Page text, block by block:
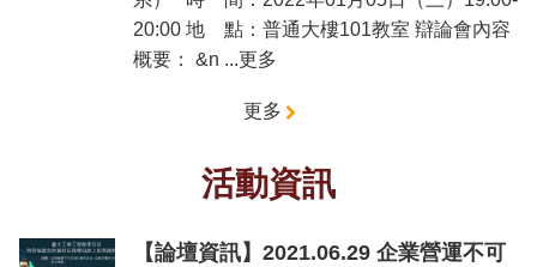
20:00 地 點：普通大樓101教室 辯論會內容
概要： &n ...更多
更多
活動資訊
【論壇資訊】2021.06.29 企業營運不可